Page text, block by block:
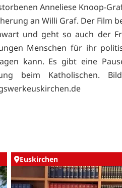
Anneliese Knoop-
an Willi Graf. Der Film
und geht so auch der
Menschen für ihr
kann. Es gibt eine
beim Katholischen.
Euskirchen